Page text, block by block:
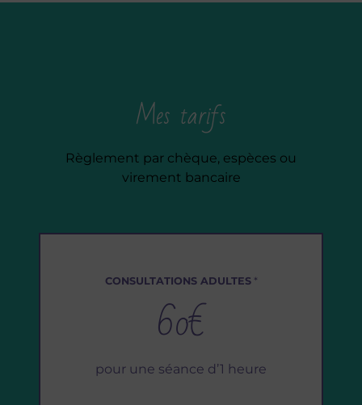
Mes tarifs
Règlement par chèque, espèces ou
virement bancaire
CONSULTATIONS ADULTES*
60€
pour une séance d’1 heure